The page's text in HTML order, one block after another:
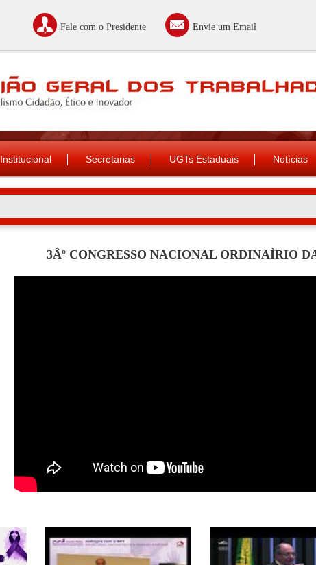
Fale com o Presidente Envie um Email
Institucional Secretarias UGTs Estaduais Notícias
3Âº CONGRESSO NACIONAL ORDINAÌRIO